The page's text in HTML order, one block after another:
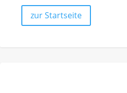
zur Startseite